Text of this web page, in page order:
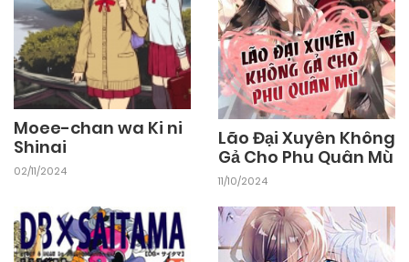
Moee-chan wa Ki ni
Shinai
02/11/2024
Lão Đại Xuyên Không
Gả Cho Phu Quân Mù
11/10/2024